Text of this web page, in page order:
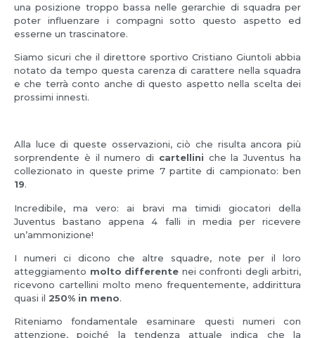
una posizione troppo bassa nelle gerarchie di squadra per
poter influenzare i compagni sotto questo aspetto ed
esserne un trascinatore.
Siamo sicuri che il direttore sportivo Cristiano Giuntoli abbia
notato da tempo questa carenza di carattere nella squadra
e che terrà conto anche di questo aspetto nella scelta dei
prossimi innesti.
Alla luce di queste osservazioni, ciò che risulta ancora più
sorprendente è il numero di cartellini che la Juventus ha
collezionato in queste prime 7 partite di campionato: ben
19.
Incredibile, ma vero: ai bravi ma timidi giocatori della
Juventus bastano appena 4 falli in media per ricevere
un’ammonizione!
I numeri ci dicono che altre squadre, note per il loro
atteggiamento molto differente nei confronti degli arbitri,
ricevono cartellini molto meno frequentemente, addirittura
quasi il 250% in meno.
Riteniamo fondamentale esaminare questi numeri con
attenzione, poiché la tendenza attuale indica che la